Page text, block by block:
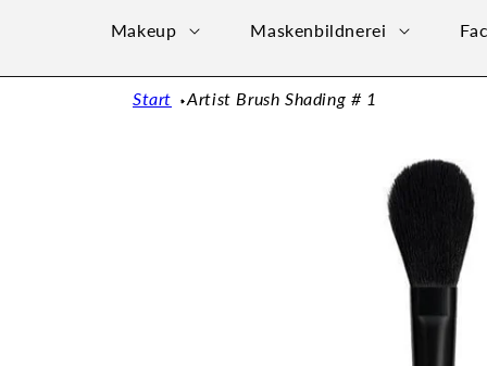
Makeup Maskenbildnerei
Start Artist Brush Shading # 1